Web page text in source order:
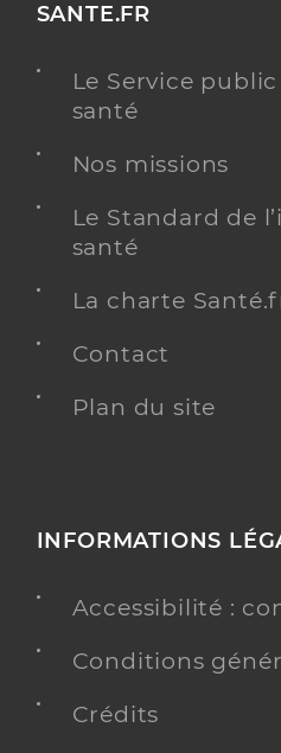
SANTE.FR
Le Service
santé
Nos missions
Le Standard de
santé
La charte
Contact
Plan du site
INFORMATIONS
Accessibilité :
Conditions
Crédits